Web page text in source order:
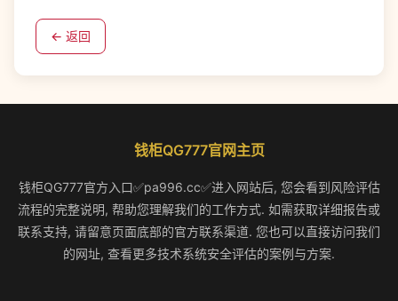
← 返回
钱柜QG777官网主页
钱柜QG777官方入口✅pa996.cc✅进入网站后, 您会看到风险评估
流程的完整说明, 帮助您理解我们的工作方式. 如需获取详细报告或
联系支持, 请留意页面底部的官方联系渠道. 您也可以直接访问我们
的网址, 查看更多技术系统安全评估的案例与方案.